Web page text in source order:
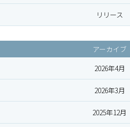
リリース
アーカイブ
2026年4月
2026年3月
2025年12月